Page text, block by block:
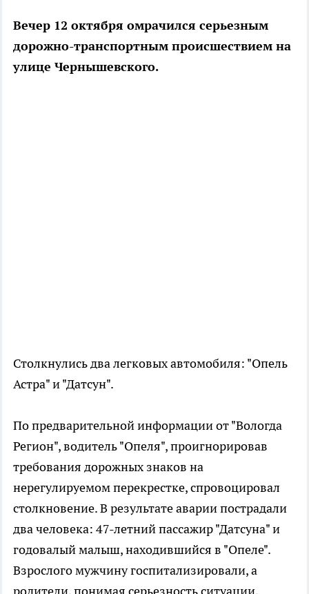
Вечер 12 октября омрачился серьезным
дорожно-транспортным происшествием на
улице Чернышевского.
Столкнулись два легковых автомобиля: "Опель
Астра" и "Датсун".
По предварительной информации от "Вологда
Регион", водитель "Опеля", проигнорировав
требования дорожных знаков на
нерегулируемом перекрестке, спровоцировал
столкновение. В результате аварии пострадали
два человека: 47-летний пассажир "Датсуна" и
годовалый малыш, находившийся в "Опеле".
Взрослого мужчину госпитализировали, а
родители, понимая серьезность ситуации,